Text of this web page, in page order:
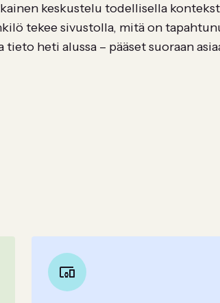
keskustelu todellisella
tekee sivustolla, mitä on
tieto heti alussa – pääset suoraan